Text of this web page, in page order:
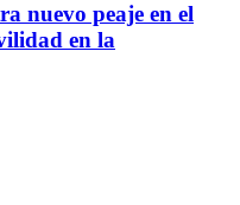
nuevo peaje en el
en la